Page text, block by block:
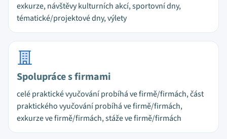
exkurze, návštěvy kulturních akcí, sportovní dny,
tématické/projektové dny, výlety
Spolupráce s firmami
celé praktické vyučování probíhá ve firmě/firmách, část
praktického vyučování probíhá ve firmě/firmách,
exkurze ve firmě/firmách, stáže ve firmě/firmách